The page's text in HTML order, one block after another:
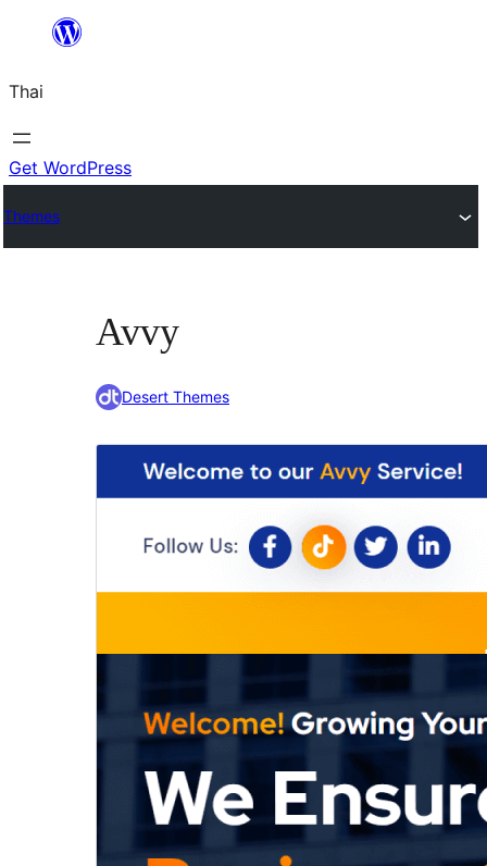
ยัง
เนื้อหา
Thai
Get WordPress
Themes
Avvy
Desert Themes